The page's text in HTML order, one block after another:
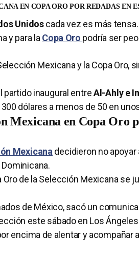
EN COPA ORO POR REDADAS EN
Unidoscada vez es más
y para la Copa Oro podría ser
Mexicana y la Copa Oro,
partido inaugural entreAl-Ahly e
dólares a menos de 50 en
Mexicana en Copa Oro
Mexicana decidieron no apoyar
de la Selección Mexicana se
de México, sacó un
este sábado en Los
encima de alentar y acompañar